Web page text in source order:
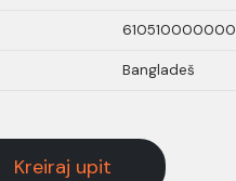
610510000000
Bangladeš
Kreiraj upit